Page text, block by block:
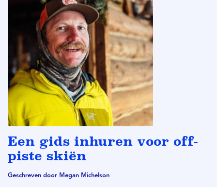
Een gids inhuren voor off-
piste skiën
Geschreven door Megan Michelson